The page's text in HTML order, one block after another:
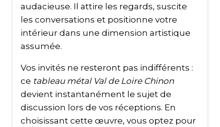
audacieuse. Il attire les regards, suscite
les conversations et positionne votre
intérieur dans une dimension artistique
assumée.
Vos invités ne resteront pas indifférents :
ce tableau métal Val de Loire Chinon
devient instantanément le sujet de
discussion lors de vos réceptions. En
choisissant cette œuvre, vous optez pour